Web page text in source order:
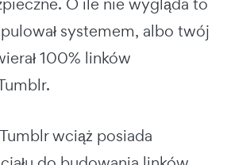
systemem, albo twój
100% linków
wciąż posiada